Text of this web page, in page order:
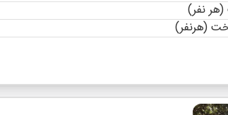
نفر)
(هرنفر)